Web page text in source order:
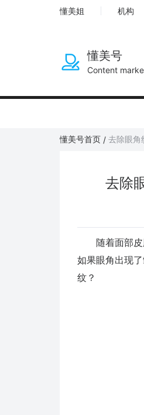
懂美姐 机构
懂美号
Content
懂美号首页 / 去除眼角
去除
随着面部皮肤
如果眼角出现
纹？